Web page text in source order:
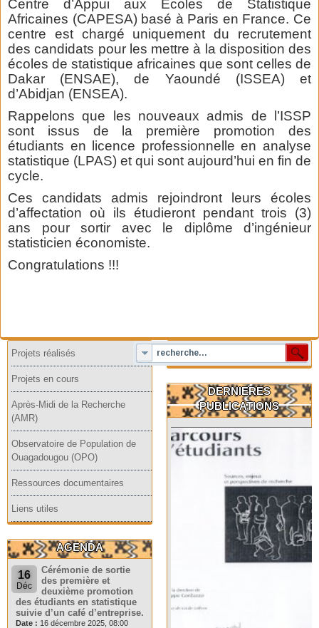
Centre d’Appui aux Ecoles de Statistique
Africaines (CAPESA) basé à Paris en France. Ce
centre est chargé uniquement du recrutement
des candidats pour les mettre à la disposition des
écoles de statistique africaines que sont celles de
Dakar (ENSAE), de Yaoundé (ISSEA) et
d’Abidjan (ENSEA).
Rappelons que les nouveaux admis de l’ISSP
sont issus de la première promotion des
étudiants en licence professionnelle en analyse
statistique (LPAS) et qui sont aujourd’hui en fin de
cycle.
Ces candidats admis rejoindront leurs écoles
d’affectation où ils étudieront pendant trois (3)
ans pour sortir avec le diplôme d’ingénieur
statisticien économiste.
Congratulations !!!
Projets réalisés
Projets en cours
Après-Midi de la Recherche
(AMR)
Observatoire de Population de
Ouagadougou (OPO)
Ressources documentaires
Liens utiles
AGENDA
16
Déc
Cérémonie de sortie
des première et
deuxième promotion
des étudiants en statistique
suivie d’un café d’entreprise.
Date : 16 décembre 2025, 08:00
DERNIERES
PUBLICATIONS